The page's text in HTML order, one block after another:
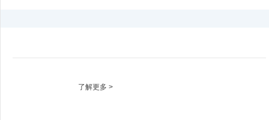
了解更多 >